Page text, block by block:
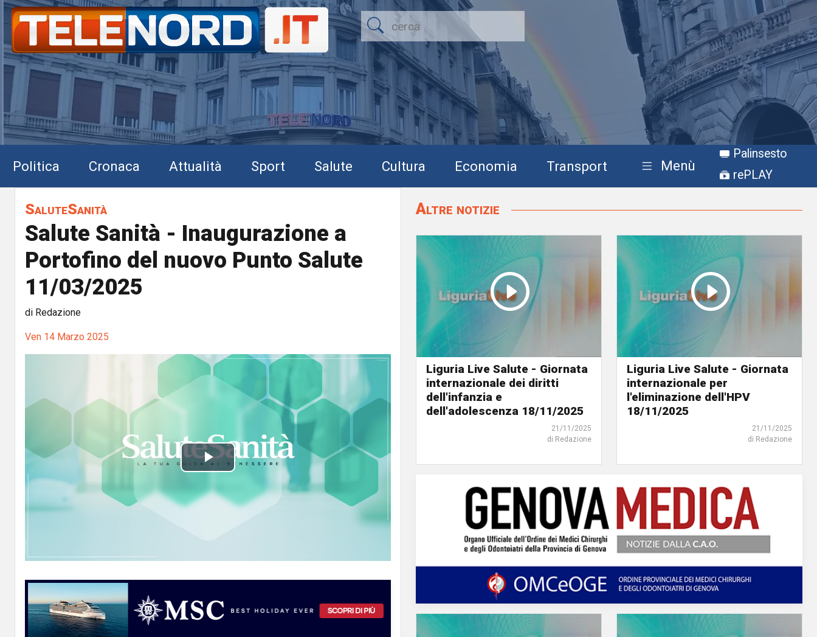
Politica Cronaca Attualità Sport Salute Cultura Economia Transport Menù
Palinsesto
rePLAY
SaluteSanità
Salute Sanità - Inaugurazione a
Portofino del nuovo Punto Salute
11/03/2025
di Redazione
Ven 14 Marzo 2025
P
l
V
i
Altre notizie
Liguria Live Salute - Giornata
internazionale dei diritti
dell'infanzia e
dell'adolescenza 18/11/2025
21/11/2025
di Redazione
Liguria Live Salute - Giornata
internazionale per
l'eliminazione dell'HPV
18/11/2025
21/11/2025
di Redazione